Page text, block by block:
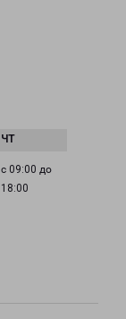
с 09:00 до
18:00